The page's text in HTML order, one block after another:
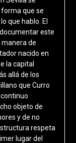
que se
que hablo. El
este
de
nacido en
la capital
allá de los
que Curro
objeto de
y de no
respeta
lugar del